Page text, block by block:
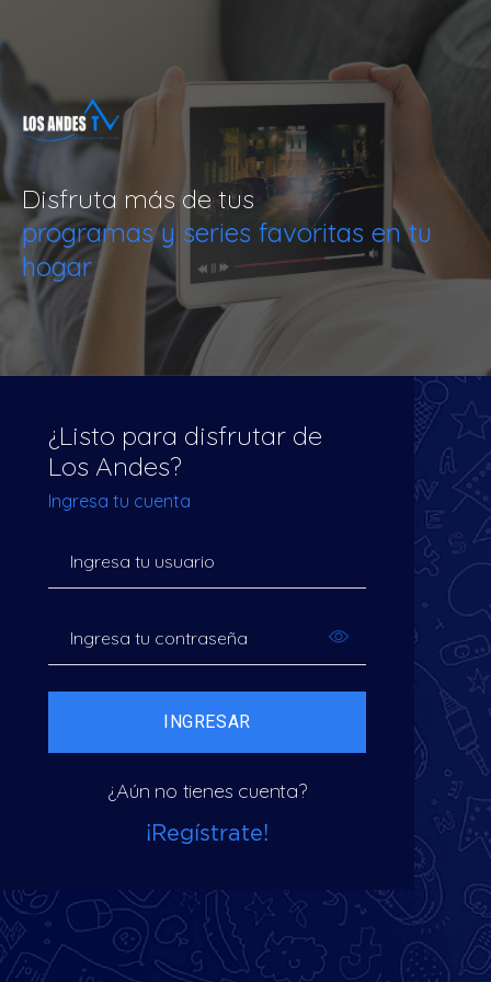
Disfruta más de tus
programas y series favoritas en tu
hogar
¿Listo para disfrutar de
Los Andes?
Ingresa tu cuenta
Ingresa tu usuario
Ingresa tu contraseña
¿Aún no tienes cuenta?
¡Regístrate!